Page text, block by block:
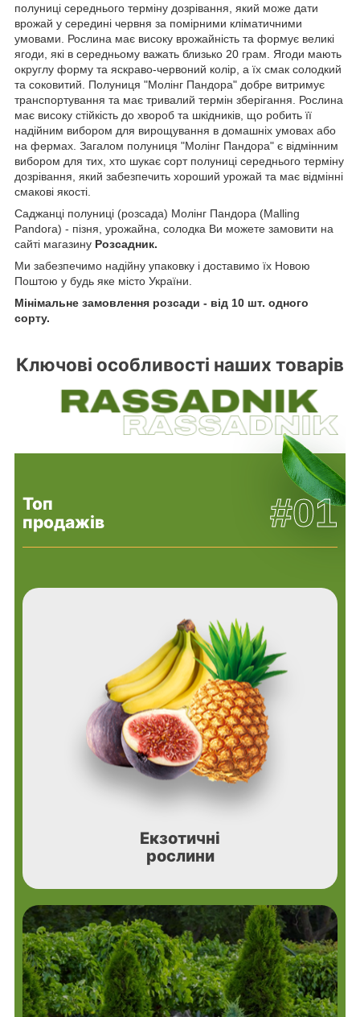
полуниці середнього терміну дозрівання, який може дати
врожай у середині червня за помірними кліматичними
умовами. Рослина має високу врожайність та формує великі
ягоди, які в середньому важать близько 20 грам. Ягоди мають
округлу форму та яскраво-червоний колір, а їх смак солодкий
та соковитий. Полуниця "Молінг Пандора" добре витримує
транспортування та має тривалий термін зберігання. Рослина
має високу стійкість до хвороб та шкідників, що робить її
надійним вибором для вирощування в домашніх умовах або
на фермах. Загалом полуниця "Молінг Пандора" є відмінним
вибором для тих, хто шукає сорт полуниці середнього терміну
дозрівання, який забезпечить хороший урожай та має відмінні
смакові якості.
Саджанці полуниці (розсада) Молінг Пандора (Malling
Pandora) - пізня, урожайна, солодка Ви можете замовити на
сайті магазину Розсадник.
Ми забезпечимо надійну упаковку і доставимо їх Новою
Поштою у будь яке місто України.
Мінімальне замовлення розсади - від 10 шт. одного
сорту.
Ключові особливості наших товарів
Топ
продажів
#01
Екзотичні
рослини